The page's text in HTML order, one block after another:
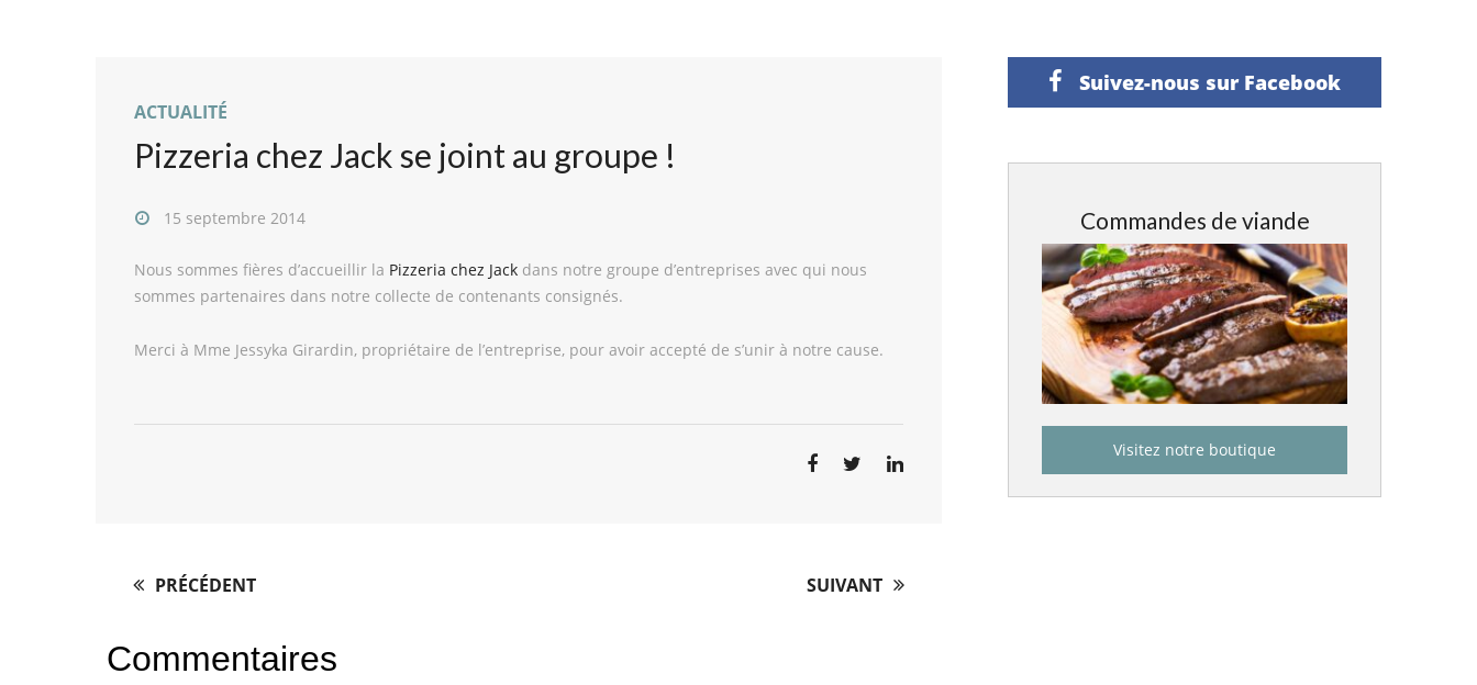
ACTUALITÉ
Pizzeria chez Jack se joint au groupe !
15 septembre 2014
Nous sommes fières d’accueillir la Pizzeria chez Jack dans notre groupe d’entreprises avec qui nous
sommes partenaires dans notre collecte de contenants consignés.
Merci à Mme Jessyka Girardin, propriétaire de l’entreprise, pour avoir accepté de s’unir à notre cause.
Post
navigation
PRÉCÉDENT SUIVANT
Commentaires
Suivez-nous sur Facebook
Commandes de viande
Visitez notre boutique